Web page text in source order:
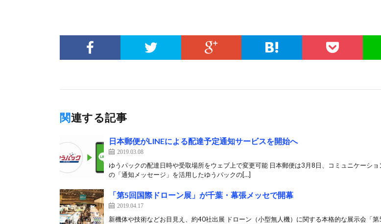
関連する記事
日本郵便がLINEによる配達予定通知サービスを開始へ
2019.03.08
ゆうパックの配達日時や受取場所をウェブ上で変更可能 日本郵便は3月8日、コミュニケーショ
の「通知メッセージ」を活用したゆうパックの[…]
「第5回国際ドローン展」が千葉・幕張メッセで開幕
2019.04.17
新機体や技術などお目見え、約40社出展 ドローン（小型無人機）に関する本格的な展示会「